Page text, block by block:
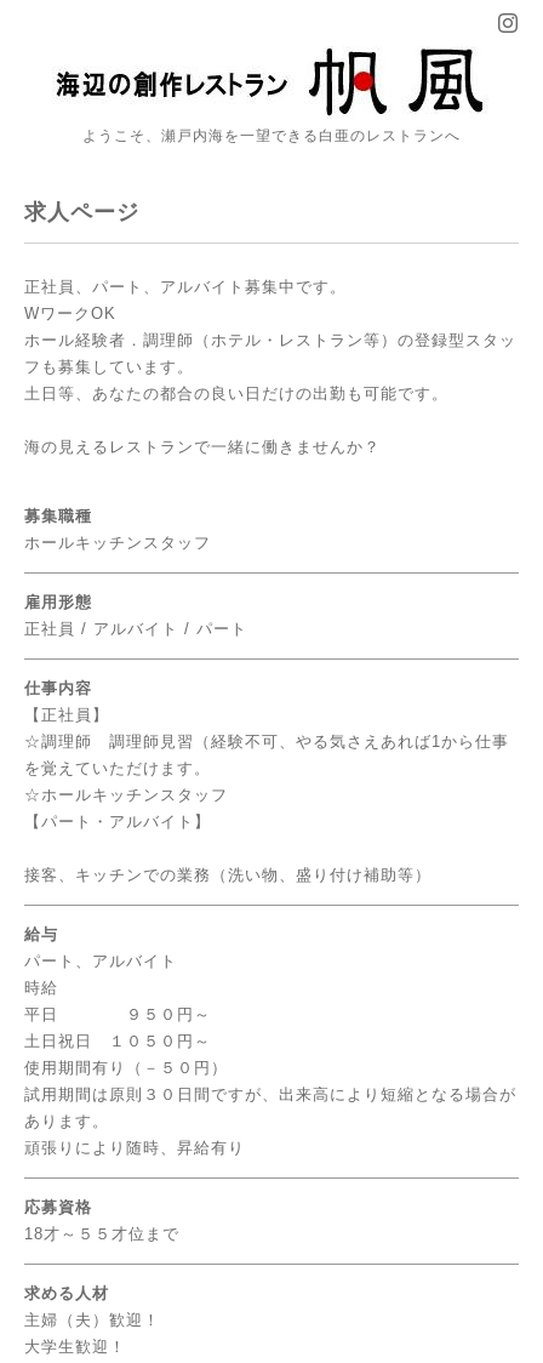
ようこそ、瀬戸内海を一望できる白亜のレストランへ
求人ページ
正社員、パート、アルバイト募集中です。
WワークOK
ホール経験者．調理師（ホテル・レストラン等）の登録型スタッ
フも募集しています。
土日等、あなたの都合の良い日だけの出勤も可能です。
海の見えるレストランで一緒に働きませんか？
募集職種
ホールキッチンスタッフ
雇用形態
正社員 / アルバイト / パート
仕事内容
【正社員】
☆調理師 調理師見習（経験不可、やる気さえあれば1から仕事
を覚えていただけます。
☆ホールキッチンスタッフ
【パート・アルバイト】
接客、キッチンでの業務（洗い物、盛り付け補助等）
給与
パート、アルバイト
時給
平日 ９５０円～
土日祝日 １０５０円～
使用期間有り（－５０円）
試用期間は原則３０日間ですが、出来高により短縮となる場合が
あります。
頑張りにより随時、昇給有り
応募資格
18才～５５才位まで
求める人材
主婦（夫）歓迎！
大学生歓迎！